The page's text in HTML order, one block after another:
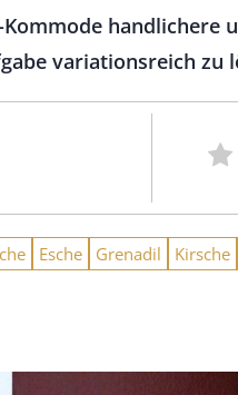
handlichere
variationsreich zu
Esche Grenadil Kirsche